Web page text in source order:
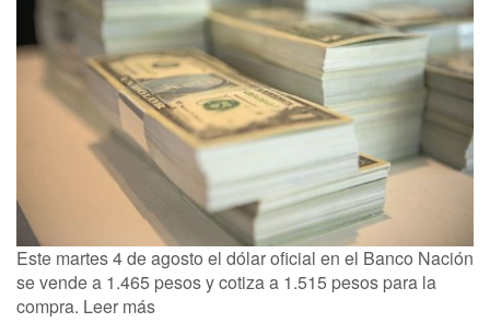
Este martes 4 de agosto el dólar oficial en el Banco Nación
se vende a 1.465 pesos y cotiza a 1.515 pesos para la
compra. Leer más